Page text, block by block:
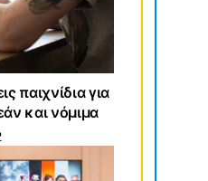
παιχνίδια για
και νόμιμα